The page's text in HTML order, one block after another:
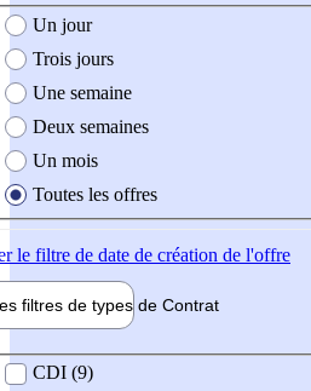
création de l'offre
Un jour
Trois jours
Une semaine
Deux semaines
Un mois
Toutes les offres
le filtre de date de création de l'offre
filtres de types de Contrat
contrat
CDI (9)